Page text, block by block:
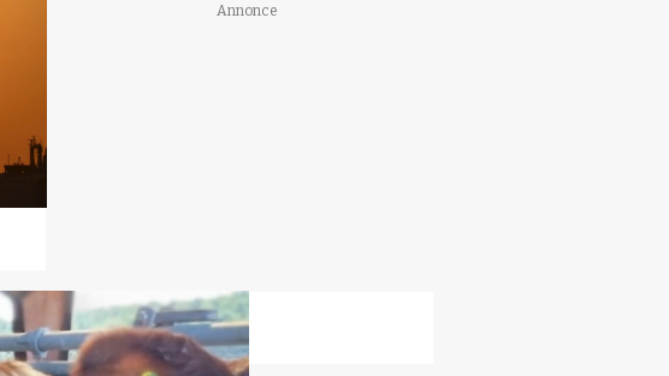
Annonce